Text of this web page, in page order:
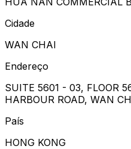
Cidade
WAN CHAI
Endereço
SUITE 5601 - 03, FLOOR
HARBOUR ROAD, WAN
País
HONG KONG